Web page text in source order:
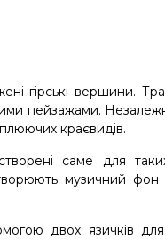
гірські вершини.
пейзажами. Незалежно
краєвидів.
саме для
музичний
двох язичків